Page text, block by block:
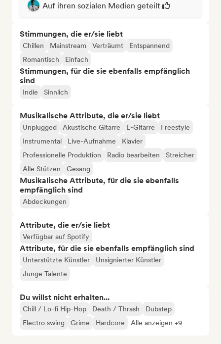
Auf ihren sozialen Medien geteilt
Stimmungen, die er/sie liebt
Chillen Mainstream Verträumt
Entspannend
Romantisch
Einfach
Stimmungen, für die sie ebenfalls empfänglich
sind
Indie Sinnlich
Musikalische Attribute, die er/sie liebt
Unplugged Akustische Gitarre E-Gitarre
Freestyle
Instrumental
Live-Aufnahme
Klavier
Professionelle Produktion
Radio bearbeiten
Streicher
Alle Stützen
Gesang
Musikalische Attribute, für die sie ebenfalls
empfänglich sind
Abdeckungen
Attribute, die er/sie liebt
Verfügbar auf Spotify
Attribute, für die sie ebenfalls empfänglich sind
Unterstützte Künstler
Unsignierter Künstler
Junge Talente
Du willst nicht erhalten...
Chill / Lo-fi Hip-Hop Death / Thrash
Dubstep
Electro swing
Grime Hardcore Alle anzeigen +9